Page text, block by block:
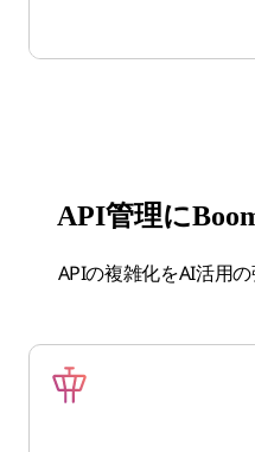
API管理に
APIの複雑化をAI活用